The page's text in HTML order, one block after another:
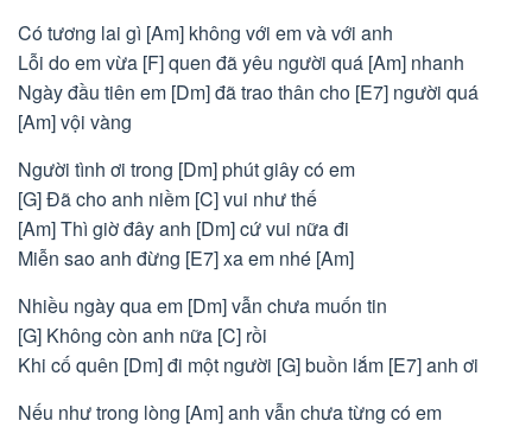
Có tương lai gì [Am] không với em và với anh
Lỗi do em vừa [F] quen đã yêu người quá [Am] nhanh
Ngày đầu tiên em [Dm] đã trao thân cho [E7] người quá
[Am] vội vàng
Người tình ơi trong [Dm] phút giây có em
[G] Đã cho anh niềm [C] vui như thế
[Am] Thì giờ đây anh [Dm] cứ vui nữa đi
Miễn sao anh đừng [E7] xa em nhé [Am]
Nhiều ngày qua em [Dm] vẫn chưa muốn tin
[G] Không còn anh nữa [C] rồi
Khi cố quên [Dm] đi một người [G] buồn lắm [E7] anh ơi
Nếu như trong lòng [Am] anh vẫn chưa từng có em